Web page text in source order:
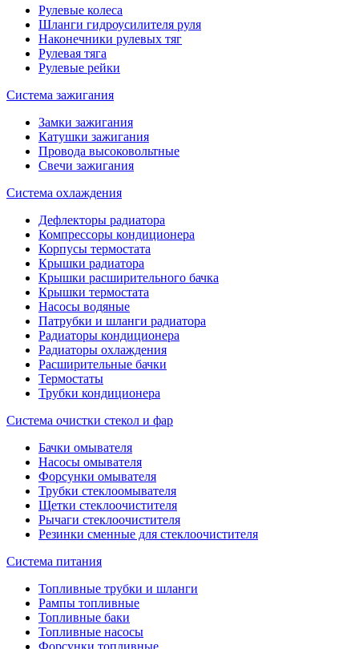
Рулевые колеса
Шланги гидроусилителя руля
Наконечники рулевых тяг
Рулевая тяга
Рулевые рейки
Система зажигания
Замки зажигания
Катушки зажигания
Провода высоковольтные
Свечи зажигания
Система охлаждения
Дефлекторы радиатора
Компрессоры кондиционера
Корпусы термостата
Крышки радиатора
Крышки расширительного бачка
Крышки термостата
Насосы водяные
Патрубки и шланги радиатора
Радиаторы кондиционера
Радиаторы охлаждения
Расширительные бачки
Термостаты
Трубки кондиционера
Система очистки стекол и фар
Бачки омывателя
Насосы омывателя
Форсунки омывателя
Трубки стеклоомывателя
Щетки стеклоочистителя
Рычаги стеклоочистителя
Резинки сменные для стеклоочистителя
Система питания
Топливные трубки и шланги
Рампы топливные
Топливные баки
Топливные насосы
Форсунки топливные